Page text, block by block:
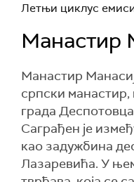
Летњи циклус
Манастир
Манастир
српски манастир,
града
Саграђен је
као задужбина
Лазаревића. У